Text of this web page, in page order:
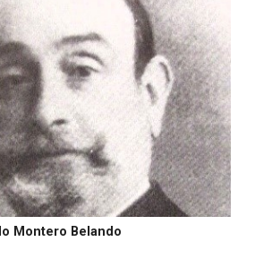
constant php - assumed
an Error in a future version of PHP)
wp-
page-publicaciones.php
Montero Belando